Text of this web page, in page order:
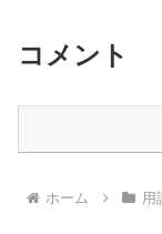
コメント
ホーム 用